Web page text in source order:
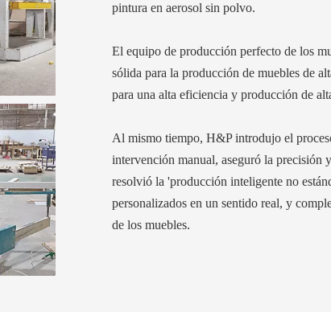
pintura en aerosol sin polvo.
El equipo de producción perfecto de los
sólida para la producción de muebles de
para una alta eficiencia y producción de
Al mismo tiempo, H&P introdujo el
intervención manual, aseguró la
resolvió la 'producción inteligente no
personalizados en un sentido real, y
de los muebles.